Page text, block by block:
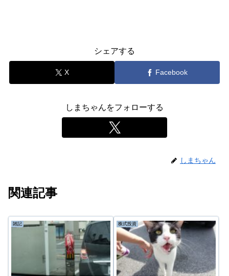
シェアする
X Facebook
しまちゃんをフォローする
しまちゃん
関連記事
雑記 株式投資